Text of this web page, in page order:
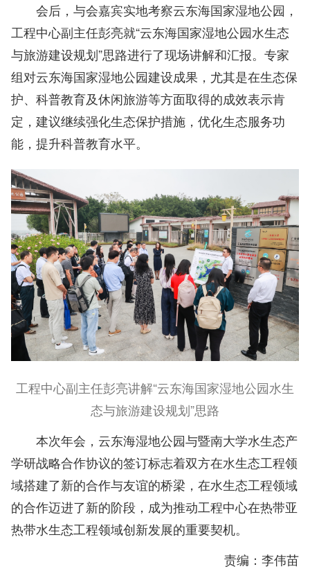
会后，与会嘉宾实地考察云东海国家湿地公园，
工程中心副主任彭亮就“云东海国家湿地公园水生态
与旅游建设规划”思路进行了现场讲解和汇报。专家
组对云东海国家湿地公园建设成果，尤其是在生态保
护、科普教育及休闲旅游等方面取得的成效表示肯
定，建议继续强化生态保护措施，优化生态服务功
能，提升科普教育水平。
工程中心副主任彭亮讲解“云东海国家湿地公园水生
态与旅游建设规划”思路
本次年会，云东海湿地公园与暨南大学水生态产
学研战略合作协议的签订标志着双方在水生态工程领
域搭建了新的合作与友谊的桥梁，在水生态工程领域
的合作迈进了新的阶段，成为推动工程中心在热带亚
热带水生态工程领域创新发展的重要契机。
责编：李伟苗